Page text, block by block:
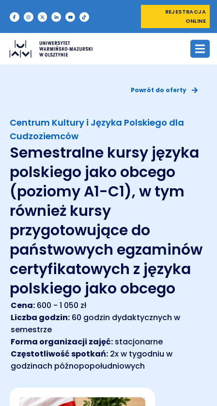
REJESTRACJA
ONLINE
Powrót do oferty
Centrum Kultury i Języka Polskiego dla
Cudzoziemców
Semestralne kursy języka
polskiego jako obcego
(poziomy A1-C1), w tym
również kursy
przygotowujące do
państwowych egzaminów
certyfikatowych z języka
polskiego jako obcego
Cena: 600 - 1 050 zł
Liczba godzin: 60 godzin dydaktycznych w
semestrze
Forma organizacji zajęć: stacjonarne
Częstotliwość spotkań: 2x w tygodniu w
godzinach późnopopołudniowych